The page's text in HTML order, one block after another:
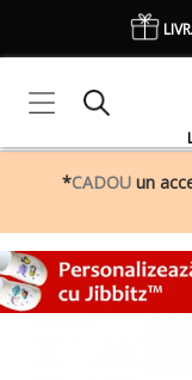
*CADOU un